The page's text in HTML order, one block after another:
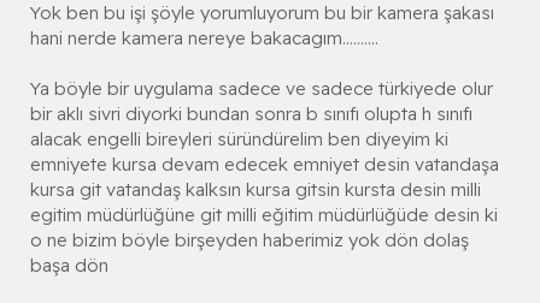
Yok ben bu işi şöyle yorumluyorum bu bir kamera şakası
hani nerde kamera nereye bakacagım..........
Ya böyle bir uygulama sadece ve sadece türkiyede olur
bir aklı sivri diyorki bundan sonra b sınıfı olupta h sınıfı
alacak engelli bireyleri süründürelim ben diyeyim ki
emniyete kursa devam edecek emniyet desin vatandaşa
kursa git vatandaş kalksın kursa gitsin kursta desin milli
egitim müdürlüğüne git milli eğitim müdürlüğüde desin ki
o ne bizim böyle birşeyden haberimiz yok dön dolaş
başa dön